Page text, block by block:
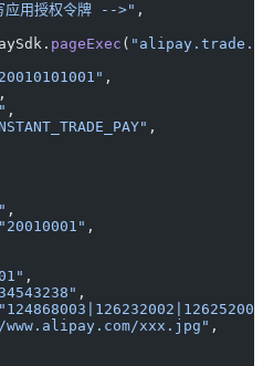
用授权令牌 -->" ,
pageExec (
,
,
,
,
,
"20010001" ,
,
,
xxx.jpg" ,